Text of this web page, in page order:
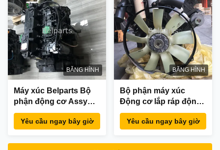
BĂNG HÌNH
Máy xúc Belparts Bộ
phận động cơ Assy
4TNV98T-ZCNRCC
Lắp ráp động cơ diesel
Yêu cầu ngay bây giờ
BĂNG HÌNH
Bộ phận máy xúc
Động cơ lắp ráp động
cơ diesel Assy DX480
cho Doosan
Yêu cầu ngay bây giờ